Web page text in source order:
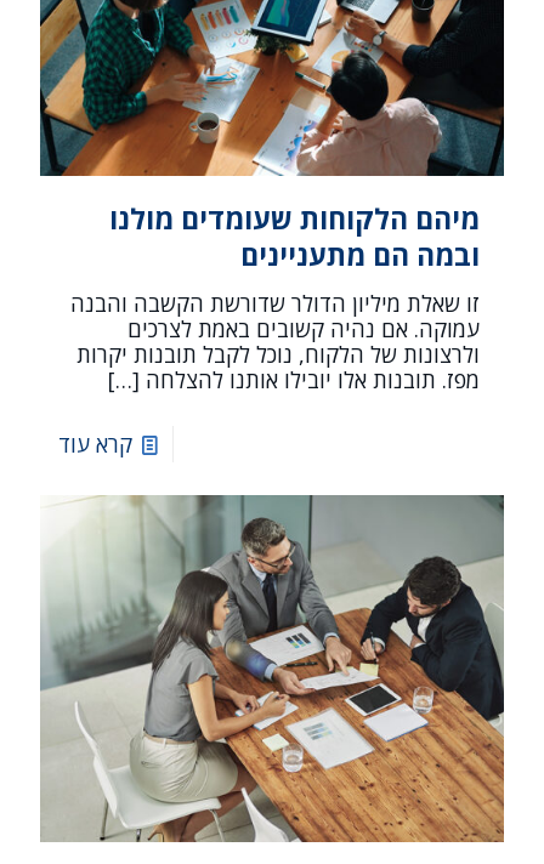
מיהם הלקוחות שעומדים מולנו
ובמה הם מתעניינים
זו שאלת מיליון הדולר שדורשת הקשבה והבנה
עמוקה. אם נהיה קשובים באמת לצרכים
ולרצונות של הלקוח, נוכל לקבל תובנות יקרות
מפז. תובנות אלו יובילו אותנו להצלחה […]
קרא עוד